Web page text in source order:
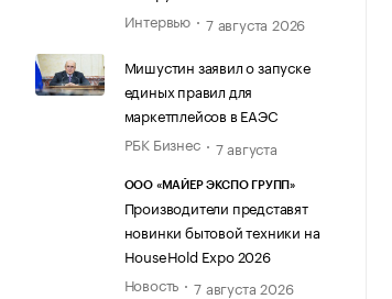
Интервью
7 августа 2026
Мишустин заявил о запуске
единых правил для
маркетплейсов в ЕАЭС
РБК Бизнес
7 августа
ООО «МАЙЕР ЭКСПО ГРУПП»
Производители представят
новинки бытовой техники на
HouseHold Expo 2026
Новость
7 августа 2026